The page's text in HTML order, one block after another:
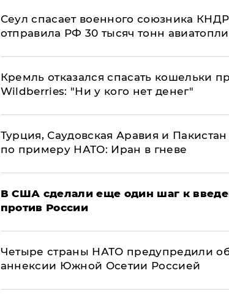
​Сеул спасает военного союзника
отправила РФ 30 тысяч тонн
Кремль отказался спасать кошельки
Wildberries: "Ни у кого нет денег"
Турция, Саудовская Аравия и
по примеру НАТО: Иран в гневе
В США сделали еще один шаг к
против России
Четыре страны НАТО предупредили
аннексии Южной Осетии Россией